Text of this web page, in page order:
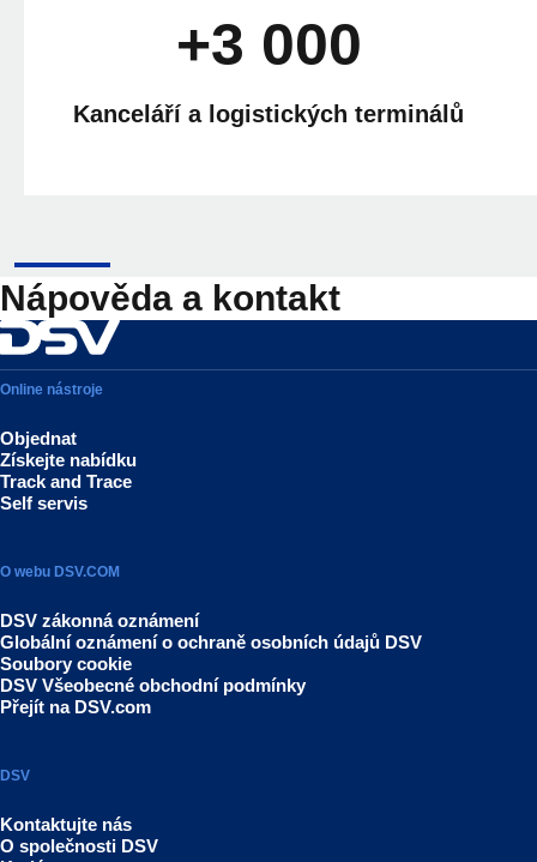
+3 000
Kanceláří a logistických terminálů
Nápověda a kontakt
Online nástroje
Objednat
Získejte nabídku
Track and Trace
Self servis
O webu DSV.COM
DSV zákonná oznámení
Globální oznámení o ochraně osobních údajů DSV
Soubory cookie
DSV Všeobecné obchodní podmínky
Přejít na DSV.com
DSV
Kontaktujte nás
O společnosti DSV